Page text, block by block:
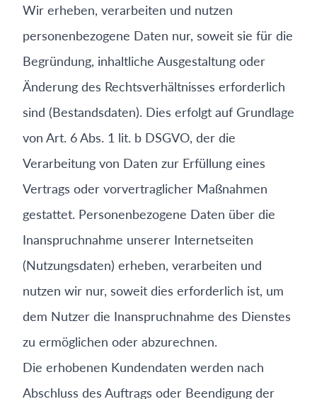
Wir erheben, verarbeiten und nutzen
personenbezogene Daten nur, soweit sie für die
Begründung, inhaltliche Ausgestaltung oder
Änderung des Rechtsverhältnisses erforderlich
sind (Bestandsdaten). Dies erfolgt auf Grundlage
von Art. 6 Abs. 1 lit. b DSGVO, der die
Verarbeitung von Daten zur Erfüllung eines
Vertrags oder vorvertraglicher Maßnahmen
gestattet. Personenbezogene Daten über die
Inanspruchnahme unserer Internetseiten
(Nutzungsdaten) erheben, verarbeiten und
nutzen wir nur, soweit dies erforderlich ist, um
dem Nutzer die Inanspruchnahme des Dienstes
zu ermöglichen oder abzurechnen.
Die erhobenen Kundendaten werden nach
Abschluss des Auftrags oder Beendigung der